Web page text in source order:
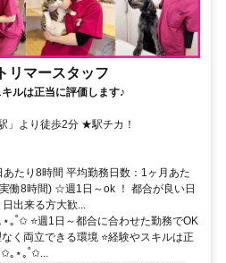
リマースタッフ
ルは正当に評価します♪
」より徒歩2分 ★駅チカ！
たり8時間 平均勤務日数：1ヶ月あた
働8時間) ☆週1日～ok ！ 都合が良い日
出来る方大歓...
｡˚✩ ⭐週1日～都合に合わせた勤務でOK
く両立できる環境 ⭐経験やスキルは正
｡⋆｡˚✩...